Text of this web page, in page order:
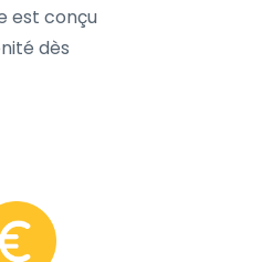
est conçu
dès